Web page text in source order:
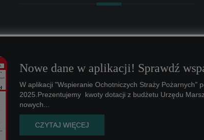
Nowe dane w aplikacji! Sprawdź
W aplikacji "Wspieranie Ochotniczych Straży Pożarnych"
2025.Prezentujemy kwoty dotacji z budżetu Urzędu
nowych...
CZYTAJ WIĘCEJ